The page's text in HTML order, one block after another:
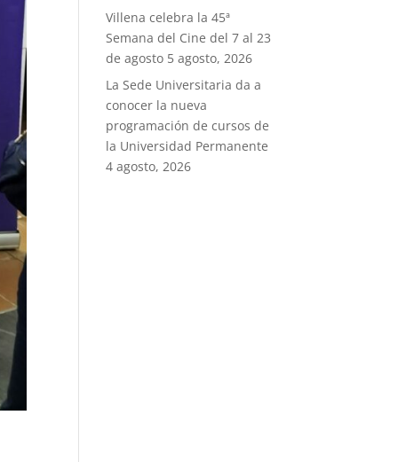
Villena celebra la 45ª
Semana del Cine del 7 al 23
de agosto 5 agosto, 2026
La Sede Universitaria da a
conocer la nueva
programación de cursos de
la Universidad Permanente
4 agosto, 2026